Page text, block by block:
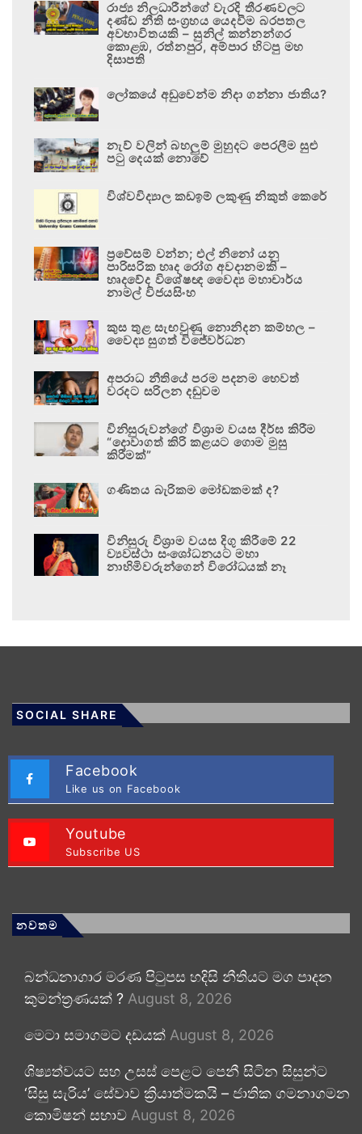
රාජ්‍ය නිලධාරීන්ගේ වැරදි තීරණවලට
දණ්ඩ නීති සංග්‍රහය යෙදවීම බරපතල
අවභාවිතයකි – සුනිල් කන්නන්ගර
කොළඹ, රත්නපුර, අම්පාර හිටපු මහ
දිසාපති
ලෝකයේ අඩුවෙන්ම නිදා ගන්නා ජාතිය?
නැව් වලින් බහලුම් මුහුදට පෙරලීම සුළු
පටු දෙයක් නොවේ
විශ්වවිද්‍යාල කඩඉම් ලකුණු නිකුත් කෙරේ
ප්‍රවේසම් වන්න; එල් නිනෝ යනු
පාරිසරික හෘද රෝග අවදානමකි –
හෘදවේද විශේෂඥ වෛද්‍ය මහාචාර්ය
නාමල් විජයසිංහ
කුස තුළ සැඟවුණු නොනිදන කම්හල –
වෛද්‍ය සුගත් විජේවර්ධන
අපරාධ නීතියේ පරම පදනම හෙවත්
වරදට සරිලන දඬුවම
විනිසුරුවන්ගේ විශ්‍රාම වයස දීර්ඝ කිරීම
“දොවාගත් කිරි කළයට ගොම මුසු
කිරීමක්”
ගණිතය බැරිකම මෝඩකමක් ද?
විනිසුරු විශ්‍රාම වයස දිගු කිරීමේ 22
ව්‍යවස්ථා සංශෝධනයට මහා
නාහිමිවරුන්ගෙන් විරෝධයක් නෑ
SOCIAL SHARE
Facebook
Like us on Facebook
Youtube
Subscribe US
නවතම
බන්ධනාගාර මරණ පිටුපස හදිසි නීතියට මග පාදන
කුමන්ත්‍රණයක් ? August 8, 2026
මෙටා සමාගමට දඩයක් August 8, 2026
ශිෂ්‍යත්වයට සහ උසස් පෙළට පෙනී සිටින සිසුන්ට
‘සිසු සැරිය’ සේවාව ක්‍රියාත්මකයි – ජාතික ගමනාගමන
කොමිෂන් සභාව August 8, 2026